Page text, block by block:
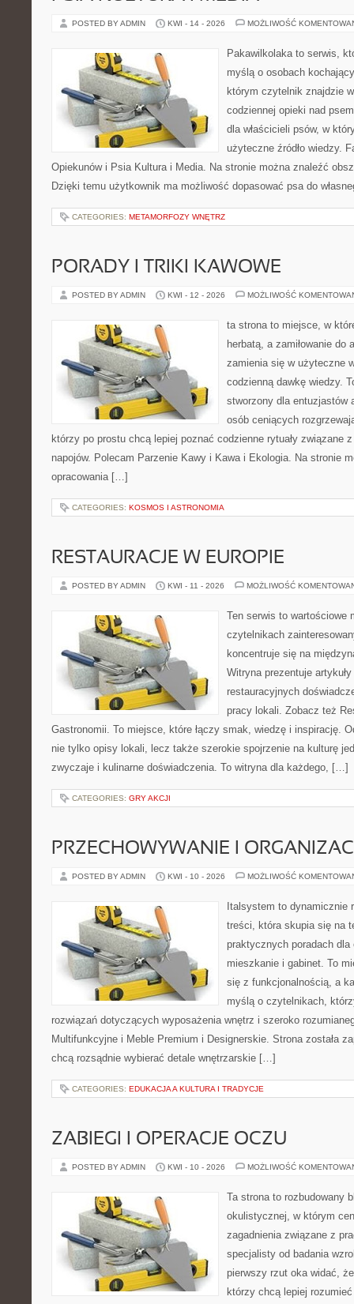
POSTED BY ADMIN KWI - 14 - 2026 MOŻLIWOŚĆ
Pakawilkolaka to serwis,
myślą o osobach
którym czytelnik znajdzie
codziennej opieki nad
dla właścicieli psów, w
użyteczne źródło wiedzy.
Opiekunów i Psia Kultura i Media. Na stronie można znaleźć
Dzięki temu użytkownik ma możliwość dopasować psa do
CATEGORIES: METAMORFOZY WNĘTRZ
PORADY I TRIKI KAWOWE
POSTED BY ADMIN KWI - 12 - 2026 MOŻLIWOŚĆ
ta strona to miejsce, w
herbatą, a zamiłowanie do
zamienia się w użyteczne
codzienną dawkę wiedzy.
stworzony dla entuzjastów
osób ceniących
którzy po prostu chcą lepiej poznać codzienne rytuały związane
napojów. Polecam Parzenie Kawy i Kawa i Ekologia. Na stronie
opracowania […]
CATEGORIES: KOSMOS I ASTRONOMIA
RESTAURACJE W EUROPIE
POSTED BY ADMIN KWI - 11 - 2026 MOŻLIWOŚĆ
Ten serwis to wartościowe
czytelnikach
koncentruje się na
Witryna prezentuje
restauracyjnych
pracy lokali. Zobacz też
Gastronomii. To miejsce, które łączy smak, wiedzę i inspirację.
nie tylko opisy lokali, lecz także szerokie spojrzenie na kulturę
zwyczaje i kulinarne doświadczenia. To witryna dla każdego, […]
CATEGORIES: GRY AKCJI
PRZECHOWYWANIE I
POSTED BY ADMIN KWI - 10 - 2026 MOŻLIWOŚĆ
Italsystem to dynamicznie
treści, która skupia się na
praktycznych poradach
mieszkanie i gabinet. To
się z funkcjonalnością, a
myślą o czytelnikach,
rozwiązań dotyczących wyposażenia wnętrz i szeroko
Multifunkcyjne i Meble Premium i Designerskie. Strona została
chcą rozsądnie wybierać detale wnętrzarskie […]
CATEGORIES: EDUKACJA A KULTURA I TRADYCJE
ZABIEGI I OPERACJE OCZU
POSTED BY ADMIN KWI - 10 - 2026 MOŻLIWOŚĆ
Ta strona to rozbudowany
okulistycznej, w którym
zagadnienia związane z
specjalisty od badania
pierwszy rzut oka widać,
którzy chcą lepiej